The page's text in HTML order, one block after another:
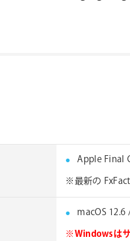
Apple Final
※最新の
macOS
※Windowsはサ